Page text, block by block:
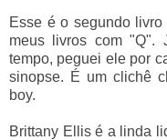
Esse é o segundo
meus livros com "Q".
tempo, peguei ele por
sinopse. É um clichê
boy.
Brittany Ellis é a linda